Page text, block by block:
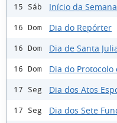
15 Sáb Início da
16 Dom Dia do Repórter
16 Dom Dia de Santa
16 Dom Dia do
17 Seg Dia dos Atos
17 Seg Dia dos Sete